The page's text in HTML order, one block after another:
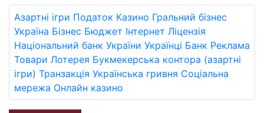
Азартні ігри Податок Казино Гральний бізнес
Україна Бізнес Бюджет Інтернет Ліцензія
Національний банк України Українці Банк Реклама
Товари Лотерея Букмекерська контора (азартні
ігри) Транзакція Українська гривня Соціальна
мережа Онлайн казино